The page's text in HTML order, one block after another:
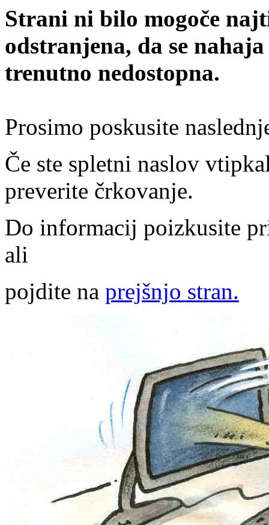
Strani ni bilo mogoče
odstranjena, da se
trenutno nedostopna.
Prosimo poskusite
Če ste spletni naslov
preverite črkovanje.
Do informacij poizkusite
ali
pojdite na prejšnjo stran.